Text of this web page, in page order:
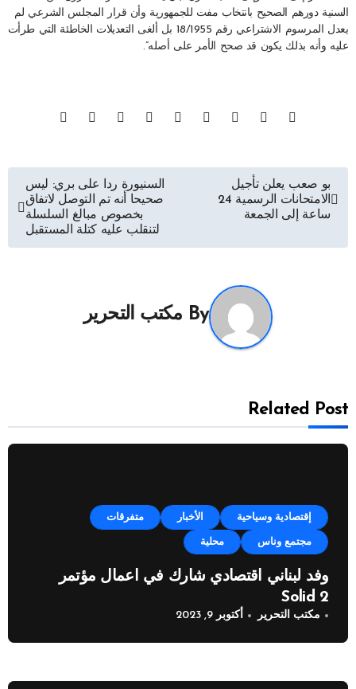
السنية دورهم الصحيح بانتخاب مفت للجمهورية وأن قرار المجلس الشرعي لم
يعدل المرسوم الاشتراعي رقم 18/1955 بل ألغى التعديلات الخاطئة التي طرأت
عليه وأنه بذلك يكون قد صحح الأمر على أصله”.
تصفّح
المقالات
بو صعب يعلن تأجيل
الامتحانات الرسمية 24
ساعة إلى الجمعة
السنيورة ردا على بري: ليس
صحيحا أنه تم التوصل لاتفاق
بخصوص مبالغ السلسلة
لتنقلب عليه كتلة المستقبل
By مكتب التحرير
Related Post
إقتصادية وسياحية الأخبار متفرقات
مجتمع وناس محلية
وفد لبناني اقتصادي شارك في اعمال مؤتمر
Solid 2
مكتب التحرير أكتوبر 9, 2023